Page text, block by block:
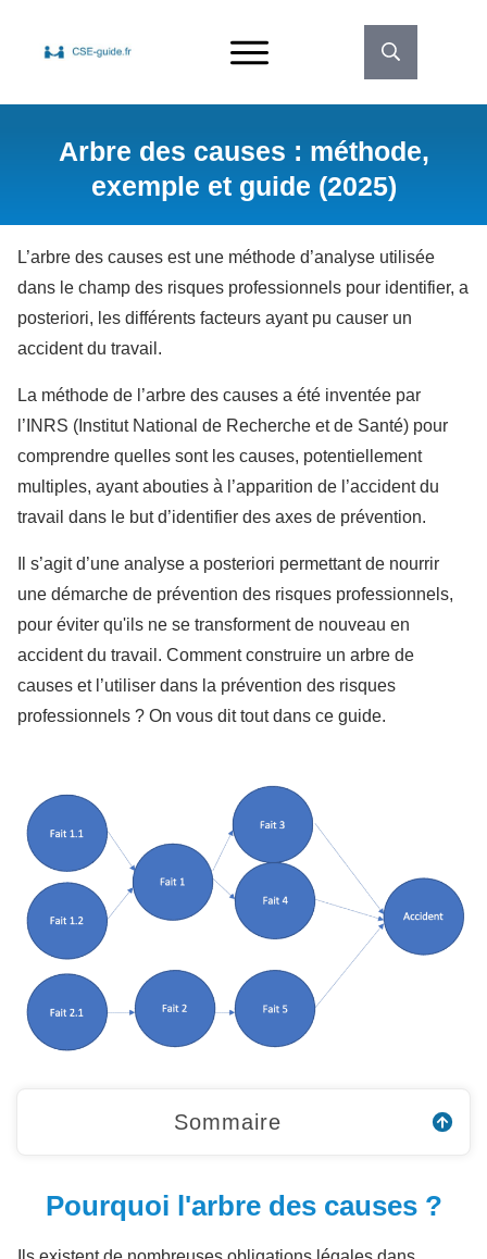
Arbre des causes : méthode,
exemple et guide (2025)
L’arbre des causes est une méthode d’analyse utilisée
dans le champ des risques professionnels pour identifier, a
posteriori, les différents facteurs ayant pu causer un
accident du travail.
La méthode de l’arbre des causes a été inventée par
l’INRS (Institut National de Recherche et de Santé) pour
comprendre quelles sont les causes, potentiellement
multiples, ayant abouties à l’apparition de l’accident du
travail dans le but d’identifier des axes de prévention.
Il s’agit d’une analyse a posteriori permettant de nourrir
une démarche de prévention des risques professionnels,
pour éviter qu'ils ne se transforment de nouveau en
accident du travail. Comment construire un arbre de
causes et l’utiliser dans la prévention des risques
professionnels ? On vous dit tout dans ce guide.
Sommaire
Pourquoi l'arbre des causes ?